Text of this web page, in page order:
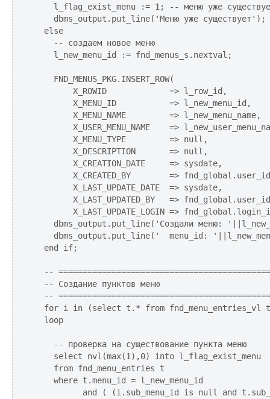
l_flag_exist_menu := 1; -- меню уже
    dbms_output.put_line('Меню уже существует');
  else
    -- создаем новое меню
    l_new_menu_id := fnd_menus_s.nextval;
    FND_MENUS_PKG.INSERT_ROW(
        X_ROWID             => l_row_id,
        X_MENU_ID           => l_new_menu_id,
        X_MENU_NAME         => l_new_menu_name,
X_USER_MENU_NAME    =>
        X_MENU_TYPE         => null,
        X_DESCRIPTION       => null,
        X_CREATION_DATE     => sysdate,
X_CREATED_BY        =>
        X_LAST_UPDATE_DATE  => sysdate,
X_LAST_UPDATED_BY   =>
X_LAST_UPDATE_LOGIN =>
dbms_output.put_line('Создали меню:
dbms_output.put_line('  menu_id:
  end if;
--
  -- Создание пунктов меню
--
for i in (select t.* from fnd_menu_entries_vl
  loop
    -- проверка на существование пункта меню
    select nvl(max(1),0) into l_flag_exist_menu
    from fnd_menu_entries t
    where t.menu_id = l_new_menu_id
and ( (i.sub_menu_id is null and